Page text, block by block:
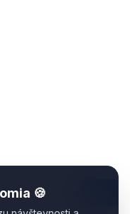
🍪